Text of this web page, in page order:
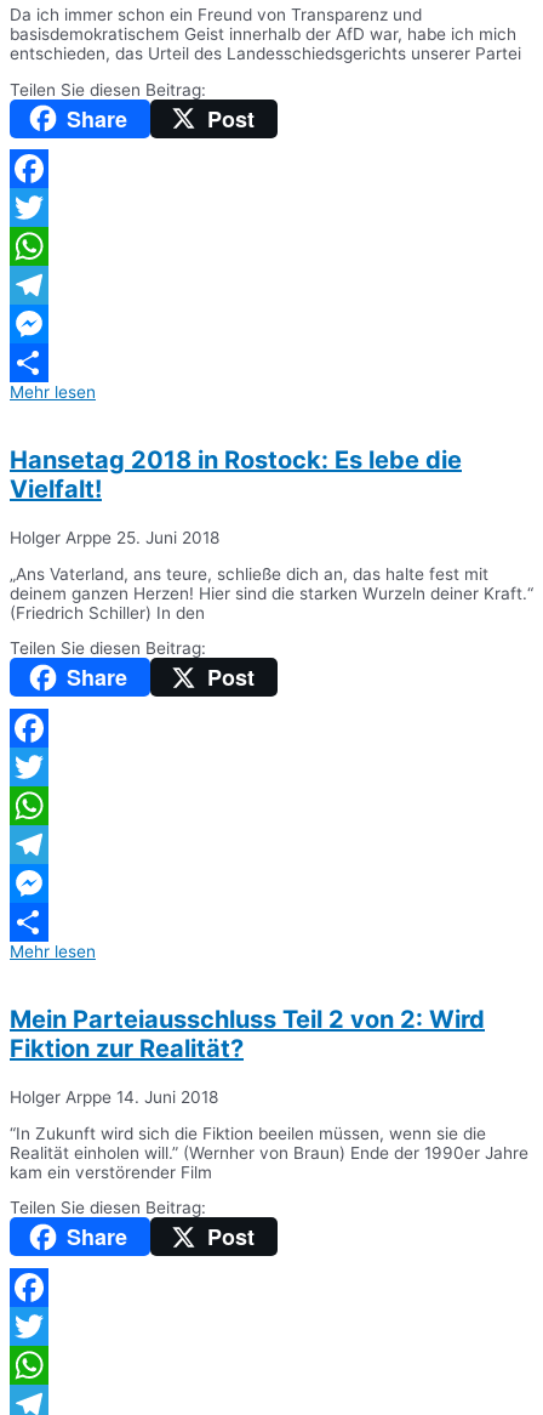
Da ich immer schon ein Freund von Transparenz und
basisdemokratischem Geist innerhalb der AfD war, habe ich mich
entschieden, das Urteil des Landesschiedsgerichts unserer Partei
Teilen Sie diesen Beitrag:
Share Post
Facebook
Twitter
WhatsApp
Telegram
Messenger
Teilen
Mehr lesen
Hansetag 2018 in Rostock: Es lebe die
Vielfalt!
Holger Arppe 25. Juni 2018
„Ans Vaterland, ans teure, schließe dich an, das halte fest mit
deinem ganzen Herzen! Hier sind die starken Wurzeln deiner Kraft.“
(Friedrich Schiller) In den
Teilen Sie diesen Beitrag:
Share Post
Facebook
Twitter
WhatsApp
Telegram
Messenger
Teilen
Mehr lesen
Mein Parteiausschluss Teil 2 von 2: Wird
Fiktion zur Realität?
Holger Arppe 14. Juni 2018
“In Zukunft wird sich die Fiktion beeilen müssen, wenn sie die
Realität einholen will.” (Wernher von Braun) Ende der 1990er Jahre
kam ein verstörender Film
Teilen Sie diesen Beitrag:
Share Post
Facebook
Twitter
WhatsApp